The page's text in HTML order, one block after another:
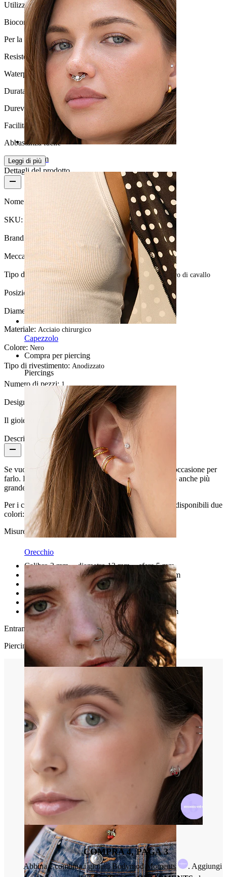
Septum
Capezzolo
Compra per piercing
Piercings
Orecchio
Naso
Utilizzo quotidiano
Biocompatibilità
Per la maggior parte dei tipi di pelle
Resistenza all'acqua
Waterproof
Durata
Durevole
Facilità d'uso
Abbastanza facile
Leggi di più
Dettagli del prodotto
Nome: Piercing a ferro di cavallo in diversi colori
SKU:
Brand: Bodymod Moments
Meccanismo di chiusura: Filettatura esterna
Tipo di gioiello: Ferro di cavallo per piercing dilatati, Ferro di cavallo
Posizione: Stretching, Septum, Intimate
Diametro: 13 mm
Materiale: Acciaio chirurgico
Colore: Nero
Tipo di rivestimento: Anodizzato
Numero di pezzi:1
Design:
Il gioiello ha un rivestimento?:Sì, completamente
Descrizione
Se vuoi aggiungere un pò di colore ai lobi, questa è l'occasione per
farlo. Piercing a ferro di cavallo del calibro di 2 mm, o anche più
grande, disponibile in diversi colori.
Per i calibri più grandi di 2,4 mm fino a 6,5 mm sono disponibili due
colori: nero e multicolore.
Misure di calibro, diametro e sfere:
Calibro 2 mm -- diametro 13 mm -- sfere 5 mm
Calibro 2,4 mm -- diametro 13 mm -- sfere 6 mm
Calibro 3 mm -- diametro 13 mm -- sfere 6 mm
Calibro 4 mm -- diametro 13 mm -- sfere 8 mm
Calibro 5 mm -- diametro 13 mm -- sfere 8 mm
Calibro 6 mm -- diametro 13 mm -- sfere 10 mm
Entrambe le sfere possono essere svitate.
Piercing adatto anche al capezzolo o altre parti intime.
COMPRA 4, PAGA 3
Abbina e combina i gioielli Bodymod Moments
. Aggiungi